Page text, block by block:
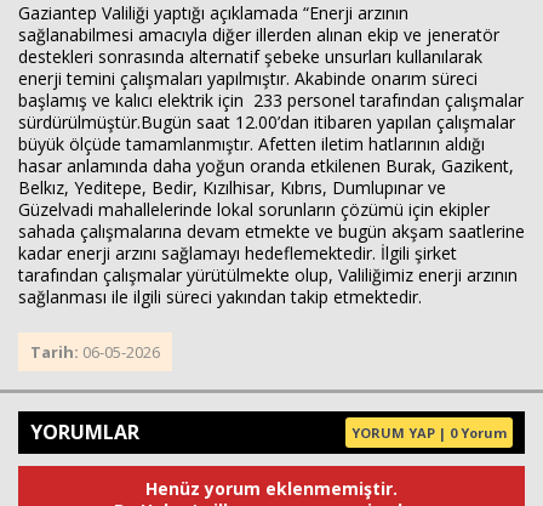
Gaziantep Valiliği yaptığı açıklamada “Enerji arzının
sağlanabilmesi amacıyla diğer illerden alınan ekip ve jeneratör
destekleri sonrasında alternatif şebeke unsurları kullanılarak
enerji temini çalışmaları yapılmıştır. Akabinde onarım süreci
başlamış ve kalıcı elektrik için 233 personel tarafından çalışmalar
sürdürülmüştür.Bugün saat 12.00’dan itibaren yapılan çalışmalar
büyük ölçüde tamamlanmıştır. Afetten iletim hatlarının aldığı
hasar anlamında daha yoğun oranda etkilenen Burak, Gazikent,
Belkız, Yeditepe, Bedir, Kızılhisar, Kıbrıs, Dumlupınar ve
Güzelvadi mahallelerinde lokal sorunların çözümü için ekipler
sahada çalışmalarına devam etmekte ve bugün akşam saatlerine
kadar enerji arzını sağlamayı hedeflemektedir. İlgili şirket
tarafından çalışmalar yürütülmekte olup, Valiliğimiz enerji arzının
sağlanması ile ilgili süreci yakından takip etmektedir.
Tarih: 06-05-2026
YORUMLAR YORUM YAP | 0 Yorum
Henüz yorum eklenmemiştir.